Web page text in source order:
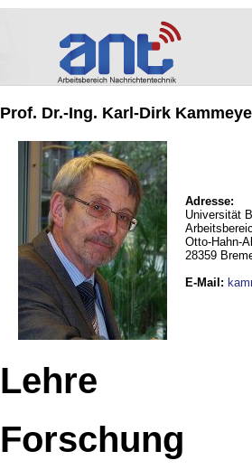
Prof. Dr.-Ing. Karl-Dirk
Adresse:
Universität
Otto-Hahn-
28359
E-Mail :
Lehre
Forschung